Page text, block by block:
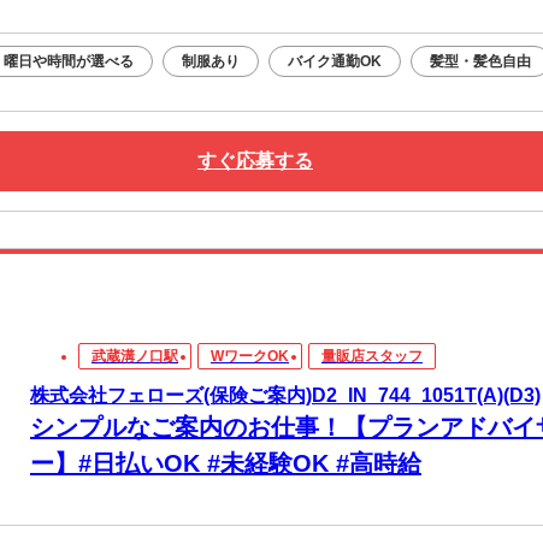
曜日や時間が選べる 制服あり バイク通勤OK 髪型・髪色自由
すぐ応募する
武蔵溝ノ口駅 WワークOK 量販店スタッフ
株式会社フェローズ(保険ご案内)D2_IN_744_1051T(A)(D3)
シンプルなご案内のお仕事！【プランアドバイ
ー】#日払いOK #未経験OK #高時給